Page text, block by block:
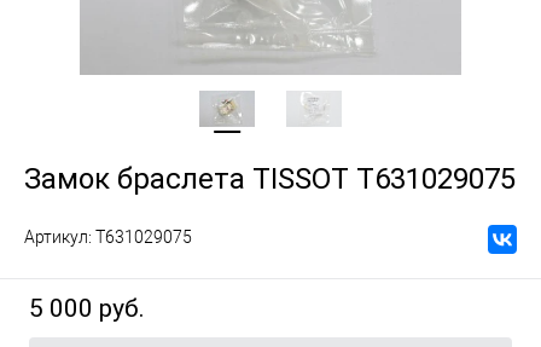
Замок браслета TISSOT T631029075
Артикул: T631029075
5 000 руб.